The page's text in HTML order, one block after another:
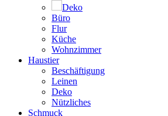
Deko
Büro
Flur
Küche
Wohnzimmer
Haustier
Beschäftigung
Leinen
Deko
Nützliches
Schmuck